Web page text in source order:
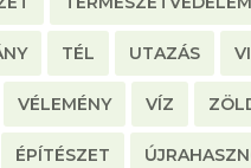
TÉL UTAZÁS
VÉLEMÉNY VÍZ
ÉPÍTÉSZET